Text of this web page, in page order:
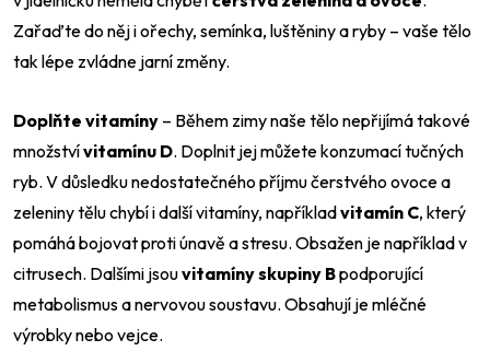
Zařaďte do něj i ořechy, semínka, luštěniny a ryby – vaše tělo
tak lépe zvládne jarní změny.
Doplňte vitamíny – Během zimy naše tělo nepřijímá takové
množstvívitamínu D. Doplnit jej můžete konzumací tučných
ryb. V důsledku nedostatečného příjmu čerstvého ovoce a
zeleniny tělu chybí i další vitamíny, napříkladvitamín C, který
pomáhá bojovat proti únavě a stresu. Obsažen je například v
citrusech. Dalšími jsouvitamínyskupiny Bpodporující
metabolismus a nervovou soustavu. Obsahují je mléčné
výrobky nebo vejce.